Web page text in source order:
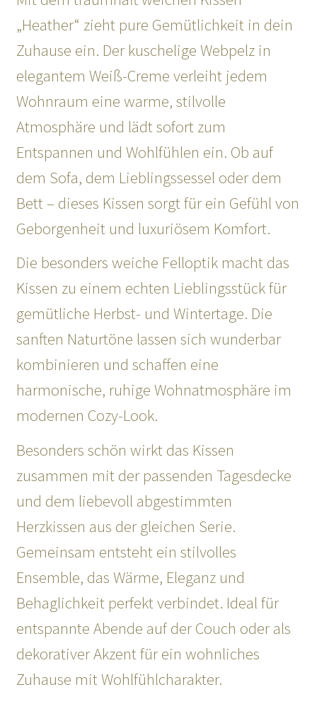
„Heather“ zieht pure Gemütlichkeit in dein
Zuhause ein. Der kuschelige Webpelz in
elegantem Weiß-Creme verleiht jedem
Wohnraum eine warme, stilvolle
Atmosphäre und lädt sofort zum
Entspannen und Wohlfühlen ein. Ob auf
dem Sofa, dem Lieblingssessel oder dem
Bett – dieses Kissen sorgt für ein Gefühl von
Geborgenheit und luxuriösem Komfort.
Die besonders weiche Felloptik macht das
Kissen zu einem echten Lieblingsstück für
gemütliche Herbst- und Wintertage. Die
sanften Naturtöne lassen sich wunderbar
kombinieren und schaffen eine
harmonische, ruhige Wohnatmosphäre im
modernen Cozy-Look.
Besonders schön wirkt das Kissen
zusammen mit der passenden Tagesdecke
und dem liebevoll abgestimmten
Herzkissen aus der gleichen Serie.
Gemeinsam entsteht ein stilvolles
Ensemble, das Wärme, Eleganz und
Behaglichkeit perfekt verbindet. Ideal für
entspannte Abende auf der Couch oder als
dekorativer Akzent für ein wohnliches
Zuhause mit Wohlfühlcharakter.